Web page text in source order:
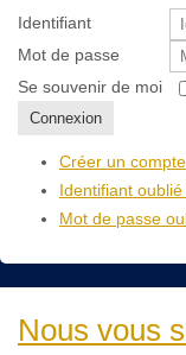
Identifiant
Mot de passe
Se souvenir de moi
Connexion
Créer un compte
Identifiant oublié
Mot de passe
Nous vous